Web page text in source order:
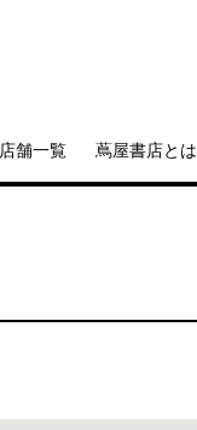
店舗一覧 蔦屋書店とは